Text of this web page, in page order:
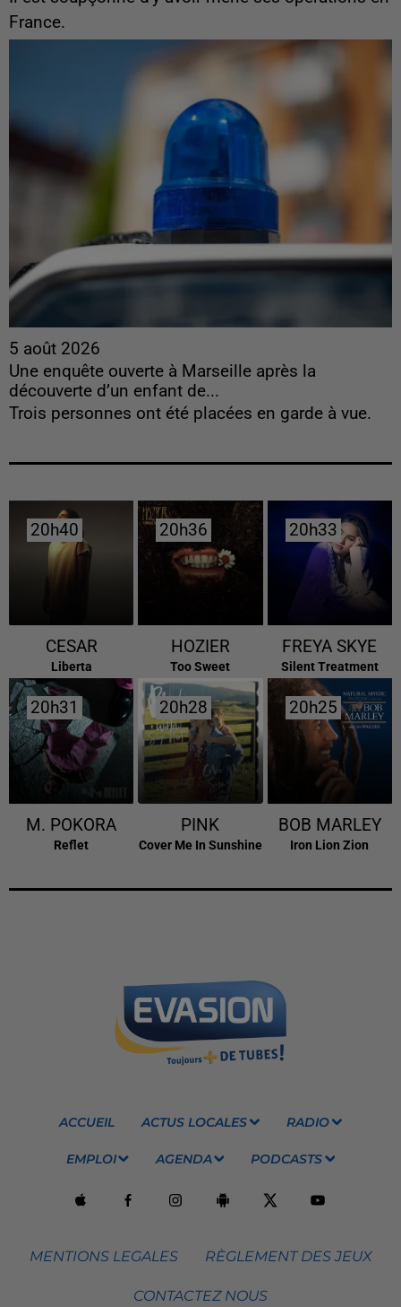
France.
5 août 2026
Une enquête ouverte à Marseille après la
découverte d’un enfant de...
Trois personnes ont été placées en garde à vue.
20h40
20h40
CESAR
Liberta
20h36
20h36
HOZIER
Too Sweet
20h33
20h33
FREYA SKYE
Silent Treatment
20h31
20h31
M. POKORA
Reflet
20h28
20h28
PINK
Cover Me In Sunshine
20h25
20h25
BOB MARLEY
Iron Lion Zion
ACCUEIL ACTUS LOCALES RADIO
EMPLOI AGENDA PODCASTS
MENTIONS LEGALES RÈGLEMENT DES JEUX
CONTACTEZ NOUS